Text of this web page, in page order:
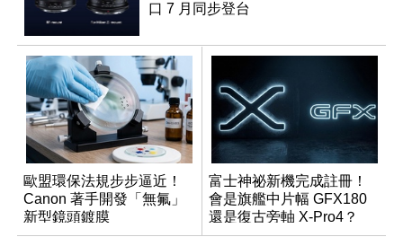
口 7 月同步登台
歐盟環保法規步步逼近！
Canon 著手開發「無氟」
新型鏡頭鍍膜
富士神祕新機完成註冊！
會是旗艦中片幅 GFX180
還是復古旁軸 X-Pro4？